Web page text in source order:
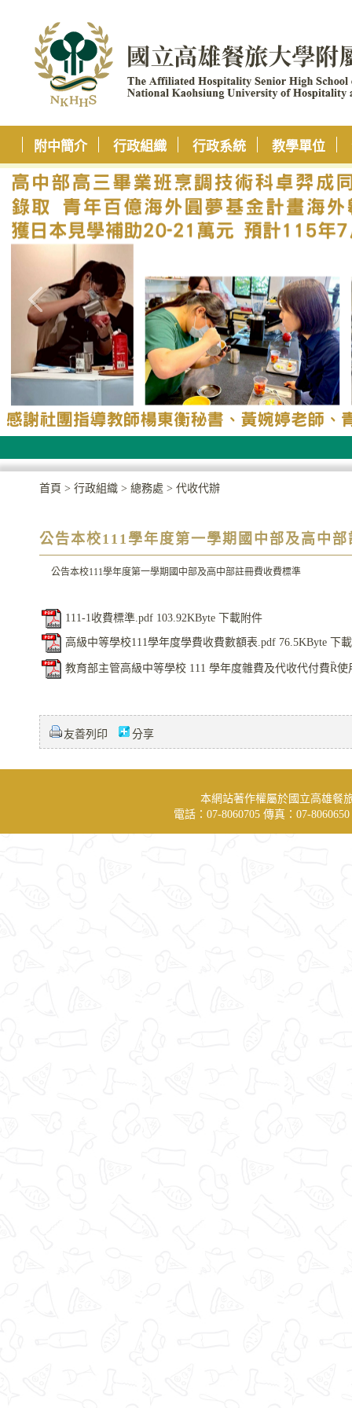
附中簡介 行政組織 行政系統 教學單位
首頁 > 行政組織 > 總務處 > 代收代辦
公告本校111學年度第一學期國中部及高中
公告本校111學年度第一學期國中部及高中部註冊費收費標準
111-1收費標準.pdf 103.92KByte 下載附件
高級中等學校111學年度學費收費數額表.pdf 76.5KByte 下
教育部主管高級中等學校 111 學年度雜費及代收代付費Ȑ
友善列印 分享
本網站著作權屬於國立高雄餐
電話：07-8060705 傳真：07-